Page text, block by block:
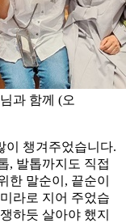
과 함께 (오
이 챙겨주었습니다.
, 발톱까지도 직접
한 말순이, 끝순이
라로 지어 주었습
하듯 살아야 했지